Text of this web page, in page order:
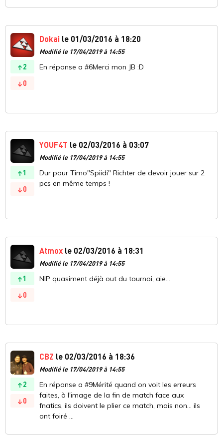
2
0
Dokai le 01/03/2016 à 18:20
Modifié le 17/04/2019 à 14:55
En réponse a #6Merci mon JB :D
1
0
YOUF4T le 02/03/2016 à 03:07
Modifié le 17/04/2019 à 14:55
Dur pour Timo"Spiidi" Richter de devoir jouer sur 2
pcs en même temps !
1
0
Atmox le 02/03/2016 à 18:31
Modifié le 17/04/2019 à 14:55
NIP quasiment déjà out du tournoi, aie...
2
0
CBZ le 02/03/2016 à 18:36
Modifié le 17/04/2019 à 14:55
En réponse a #9Mérité quand on voit les erreurs
faites, à l'image de la fin de match face aux
fnatics, ils doivent le plier ce match, mais non... ils
ont foiré ...